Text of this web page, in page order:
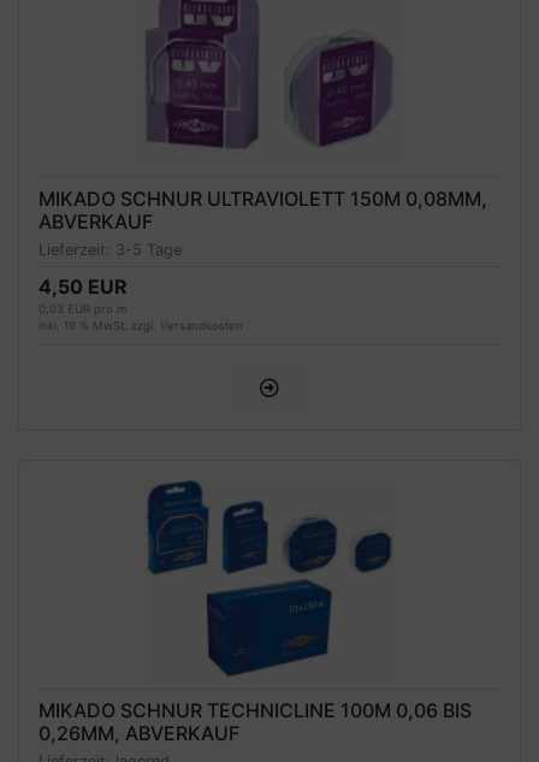
MIKADO SCHNUR ULTRAVIOLETT 150M 0,08MM,
ABVERKAUF
Lieferzeit: 3-5 Tage
4,50 EUR
0,03 EUR pro m
inkl. 19 % MwSt. zzgl. Versandkosten
MIKADO SCHNUR TECHNICLINE 100M 0,06 BIS
0,26MM, ABVERKAUF